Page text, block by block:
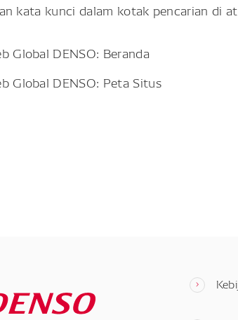
kata kunci dalam kotak pencarian di
Global DENSO: Beranda
Global DENSO: Peta Situs